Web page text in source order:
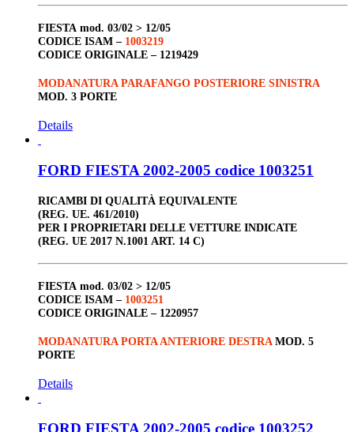
FIESTA mod. 03/02 > 12/05
CODICE ISAM – 1003219
CODICE ORIGINALE – 1219429
MODANATURA PARAFANGO POSTERIORE SINISTRA
MOD. 3 PORTE
Details
FORD FIESTA 2002-2005 codice 1003251
RICAMBI DI QUALITÀ EQUIVALENTE
(REG. UE. 461/2010)
PER I PROPRIETARI DELLE VETTURE INDICATE
(REG. UE 2017 N.1001 ART. 14 C)
FIESTA mod. 03/02 > 12/05
CODICE ISAM – 1003251
CODICE ORIGINALE – 1220957
MODANATURA PORTA ANTERIORE DESTRAMOD. 5
PORTE
Details
FORD FIESTA 2002-2005 codice 1003252